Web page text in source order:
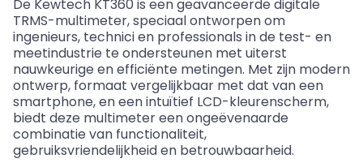
De Kewtech KT360 is een geavanceerde digitale
TRMS-multimeter, speciaal ontworpen om
ingenieurs, technici en professionals in de test- en
meetindustrie te ondersteunen met uiterst
nauwkeurige en efficiënte metingen. Met zijn modern
ontwerp, formaat vergelijkbaar met dat van een
smartphone, en een intuïtief LCD-kleurenscherm,
biedt deze multimeter een ongeëvenaarde
combinatie van functionaliteit,
gebruiksvriendelijkheid en betrouwbaarheid.